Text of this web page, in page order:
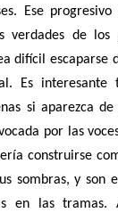
Ese
verdades de los
difícil escaparse
Es interesante
si aparezca
por las
construirse
sombras, y son
en las tramas.